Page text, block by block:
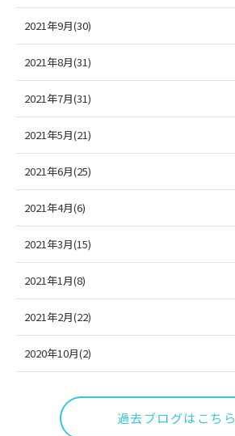
2021年9月(30)
2021年8月(31)
2021年7月(31)
2021年5月(21)
2021年6月(25)
2021年4月(6)
2021年3月(15)
2021年1月(8)
2021年2月(22)
2020年10月(2)
過去ブログはこちら